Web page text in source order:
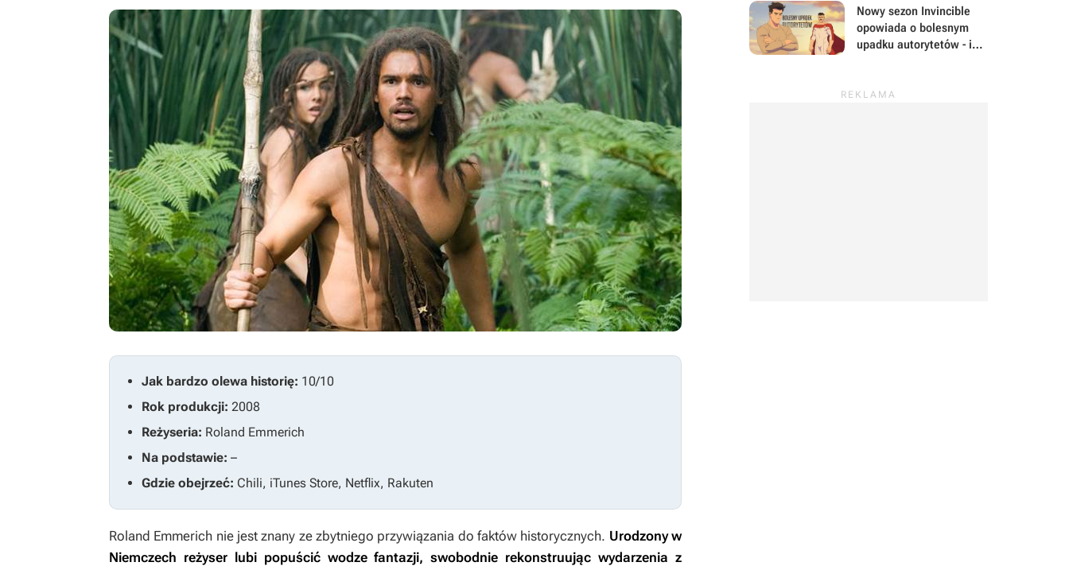
Jak bardzo olewa historię: 10/10
Rok produkcji: 2008
Reżyseria: Roland Emmerich
Na podstawie: –
Gdzie obejrzeć: Chili, iTunes Store, Netflix, Rakuten
Roland Emmerich nie jest znany ze zbytniego przywiązania do faktów historycznych. Urodzony w
Niemczech reżyser lubi popuścić wodze fantazji, swobodnie rekonstruując wydarzenia z
filmem Disneya w
świecie Star Wars?
Nowy sezon Invincible
opowiada o bolesnym
upadku autorytetów - i